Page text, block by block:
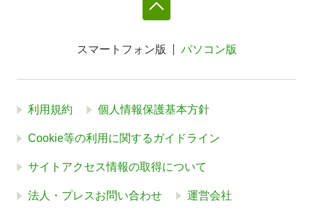
スマートフォン版 パソコン版
利用規約 個人情報保護基本方針
Cookie等の利用に関するガイドライン
サイトアクセス情報の取得について
法人・プレスお問い合わせ 運営会社